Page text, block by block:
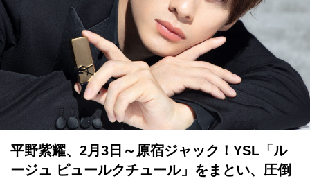
平野紫耀、2月3日～原宿ジャック！YSL「ル
ージュ ピュールクチュール」をまとい、圧倒